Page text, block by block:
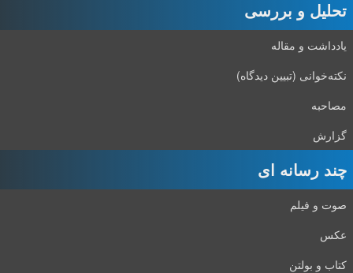
تحلیل و بررسی
یادداشت و مقاله
نکته‌خوانی (تبیین دیدگاه)
مصاحبه
گزارش
چند رسانه ای
صوت و فیلم
عکس
کتاب و بولتن